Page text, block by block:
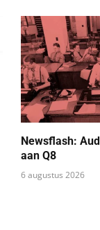
Newsflash:
aan Q8
6 augustus 2026